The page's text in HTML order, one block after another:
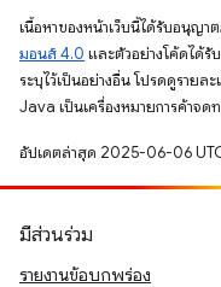
เนื้อหาของหน้าเว็บนี้ได้รับอนุญา
มอนส์ 4.0 และตัวอย่างโค้ดได้รั
ระบุไว้เป็นอย่างอื่น โปรดดูรายละ
Java เป็นเครื่องหมายการค้าจ
อัปเดตล่าสุด 2025-06-06
มีส่วนร่วม
รายงานข้อบกพร่อง